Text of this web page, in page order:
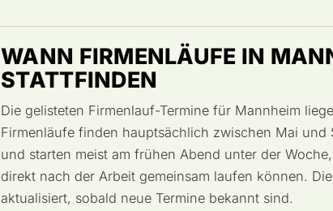
WANN FIRMENLÄUFE IN
STATTFINDEN
Die gelisteten Firmenlauf-Termine für Mannheim
Firmenläufe finden hauptsächlich zwischen Mai und
und starten meist am frühen Abend unter der
direkt nach der Arbeit gemeinsam laufen können.
aktualisiert, sobald neue Termine bekannt sind.